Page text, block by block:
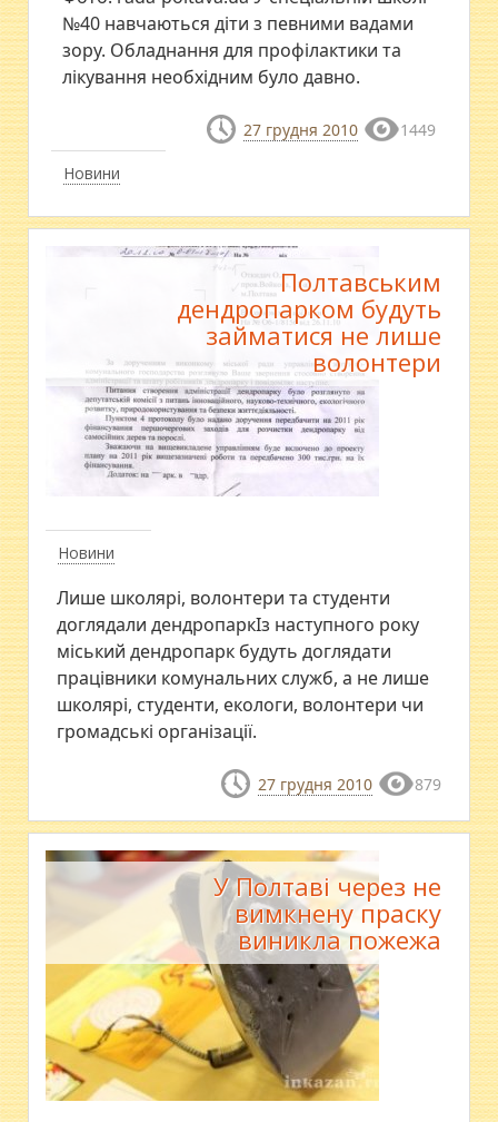
Новини
№40 навчаються діти з певними вадами
зору. Обладнання для профілактики та
лікування необхідним було давно.
27 грудня 2010 1449
Новини
Полтавським
дендропарком будуть
займатися не лише
волонтери
Лише школярі, волонтери та студенти
доглядали дендропаркІз наступного року
міський дендропарк будуть доглядати
працівники комунальних служб, а не лише
школярі, студенти, екологи, волонтери чи
громадські організації.
27 грудня 2010 879
У Полтаві через не
вимкнену праску
виникла пожежа